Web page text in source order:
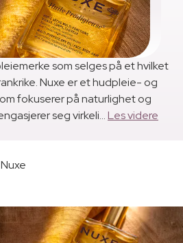
som selges på et hvilket
Nuxe er et hudpleie- og
fokuserer på naturlighet og
seg virkeli...Les videre
Nuxe